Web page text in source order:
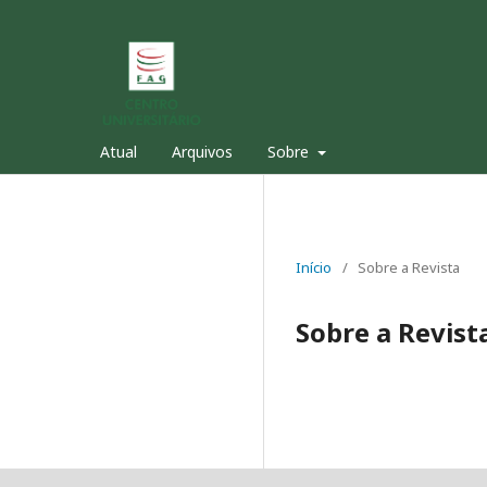
Atual Arquivos Sobre
Início / Sobre a Revista
Sobre a